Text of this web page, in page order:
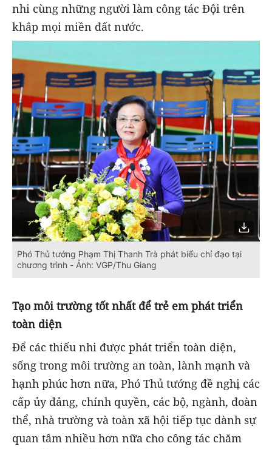
nhi cùng những người làm công tác Đội trên
khắp mọi miền đất nước.
Phó Thủ tướng Phạm Thị Thanh Trà phát biểu chỉ đạo tại
chương trình - Ảnh: VGP/Thu Giang
Tạo môi trường tốt nhất để trẻ em phát triển
toàn diện
Để các thiếu nhi được phát triển toàn diện,
sống trong môi trường an toàn, lành mạnh và
hạnh phúc hơn nữa, Phó Thủ tướng đề nghị các
cấp ủy đảng, chính quyền, các bộ, ngành, đoàn
thể, nhà trường và toàn xã hội tiếp tục dành sự
quan tâm nhiều hơn nữa cho công tác chăm